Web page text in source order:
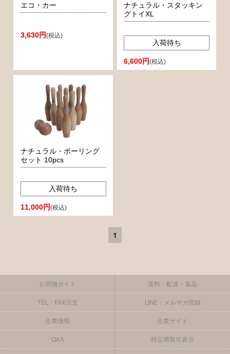
エコ・カー
3,630円(税込)
ナチュラル・スタッキン
グトイXL
入荷待ち
6,600円(税込)
ナチュラル・ボーリング
セット 10pcs
入荷待ち
11,000円(税込)
1
お買物ガイド 送料・配送・返品
TEL・FAX注文 LINE・メルマガ登録
企業情報 企業サイト
Q&A 特定商取引表示